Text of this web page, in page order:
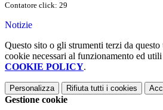
Contatore click: 29
Notizie
Questo sito o gli strumenti terzi da
cookie necessari al funzionamento ed
COOKIE POLICY.
Personalizza Rifiuta tutti i cookies
Gestione cookie